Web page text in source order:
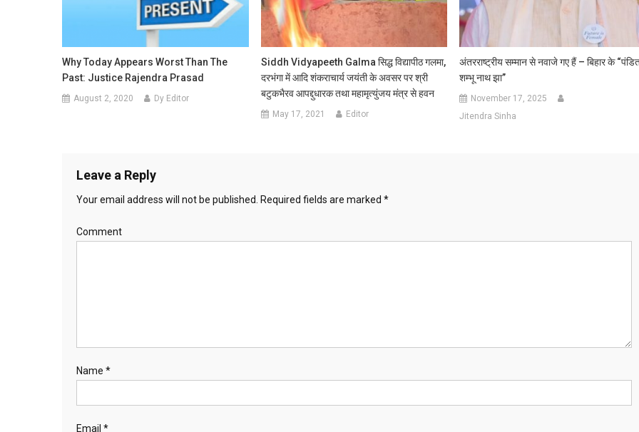
Why Today Appears Worst Than The
Past: Justice Rajendra Prasad
August 2, 2020 Dy Editor
Siddh Vidyapeeth Galma सिद्ध विद्यापीठ गलमा,
दरभंगा में आदि शंकराचार्य जयंती के अवसर पर श्री
बटुकभैरव आपद्दुधारक तथा महामृत्युंजय मंत्र से हवन
May 17, 2021 Editor
अंतरराष्ट्रीय सम्मान से नवाजे गए हैं – बिहार के
शम्भू नाथ झा”
November 17, 2025
Jitendra Sinha
Leave a Reply
Your email address will not be published. Required fields are marked *
Comment
Name *
Email *